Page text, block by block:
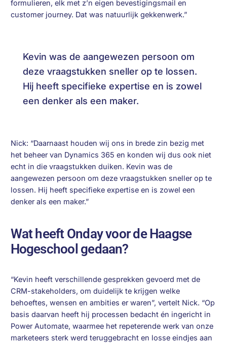
formulieren, elk met z’n eigen bevestigingsmail en
customer journey. Dat was natuurlijk gekkenwerk.”
Kevin was de aangewezen persoon om
deze vraagstukken sneller op te lossen.
Hij heeft specifieke expertise en is zowel
een denker als een maker.
Nick: “Daarnaast houden wij ons in brede zin bezig met
het beheer van Dynamics 365 en konden wij dus ook niet
echt in die vraagstukken duiken. Kevin was de
aangewezen persoon om deze vraagstukken sneller op te
lossen. Hij heeft specifieke expertise en is zowel een
denker als een maker.”
Wat heeft Onday voor de Haagse
Hogeschool gedaan?
“Kevin heeft verschillende gesprekken gevoerd met de
CRM-stakeholders, om duidelijk te krijgen welke
behoeftes, wensen en ambities er waren”, vertelt Nick. “Op
basis daarvan heeft hij processen bedacht én ingericht in
Power Automate, waarmee het repeterende werk van onze
marketeers sterk werd teruggebracht en losse eindjes aan